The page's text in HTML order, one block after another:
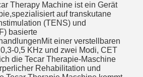
Therapy Machine ist ein Gerät
auf transkutane
(TENS) und
basierte
einer verstellbaren
0,5 KHz und zwei Modi, CET
die Tecar Therapie-Maschine
Rehabilitation und